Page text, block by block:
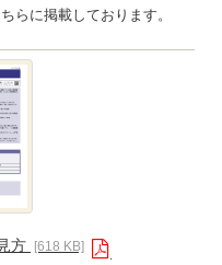
らに掲載しております。
方 [618 KB]